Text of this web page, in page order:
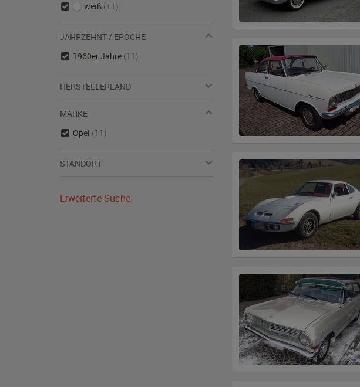
weiß (11)
JAHRZEHNT / EPOCHE
1960er Jahre (11)
HERSTELLERLAND
MARKE
Opel (11)
STANDORT
Erweiterte Suche